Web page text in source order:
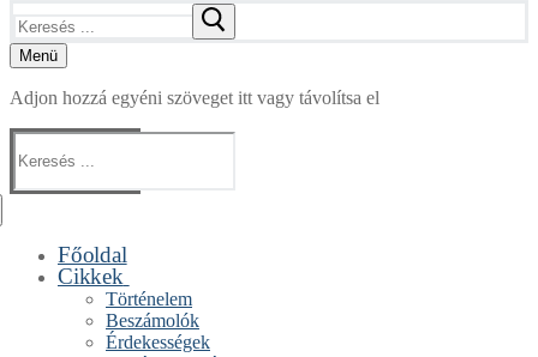
Menü
Adjon hozzá egyéni szöveget itt vagy távolítsa el
Keresése:
Főoldal
Cikkek
Történelem
Beszámolók
Érdekességek